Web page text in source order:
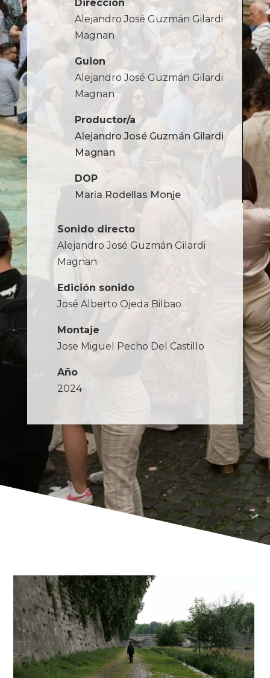
Dirección
Alejandro José Guzmán Gilardi
Magnan
Guion
Alejandro José Guzmán Gilardi
Magnan
Productor/a
Alejandro José Guzmán Gilardi
Magnan
DOP
María Rodellas Monje
Sonido directo
Alejandro José Guzmán Gilardi
Magnan
Edición sonido
José Alberto Ojeda Bilbao
Montaje
Jose Miguel Pecho Del Castillo
Año
2024